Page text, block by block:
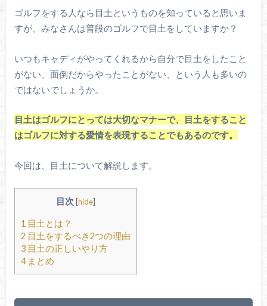
ゴルフをする人なら目土というものを知っていると思いま
すが、みなさんは普段のゴルフで目土をしていますか？
いつもキャディがやってくれるから自分で目土をしたこと
がない、面倒だからやったことがない、という人も多いの
ではないでしょうか。
目土はゴルフにとっては大切なマナーで、目土をすること
はゴルフに対する愛情を表現することでもあるのです。
今回は、目土について解説します。
目次 [hide]
1 目土とは？
2 目土をするべき2つの理由
3目土の正しいやり方
4まとめ